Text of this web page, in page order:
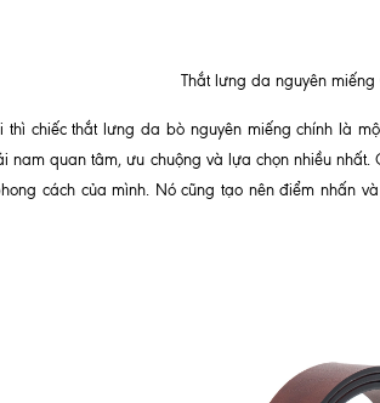
Thắt lưng da nguyên miếng
chiếc thắt lưng da bò nguyên miếng chính là
quan tâm, ưu chuộng và lựa chọn nhiều nhất.
cách của mình. Nó cũng tạo nên điểm nhấn